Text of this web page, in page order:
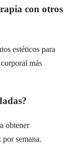
con otros
estéticos para
más
obtener
semana.